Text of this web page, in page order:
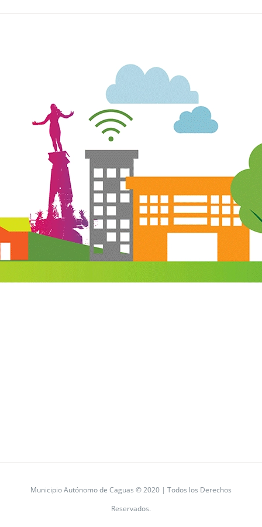
Municipio Autónomo de Caguas © 2020 | Todos los Derechos
Reservados.